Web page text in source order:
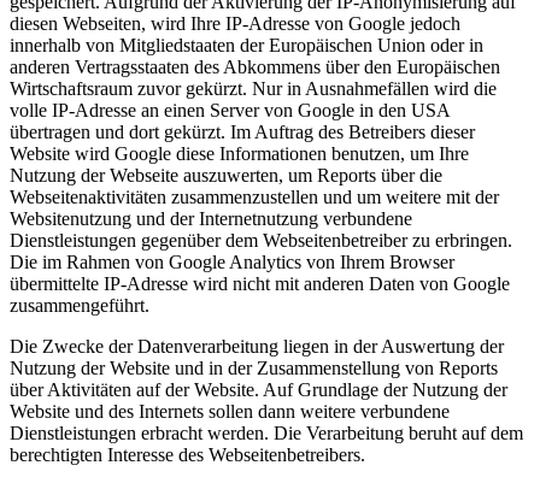
diesen Webseiten, wird Ihre IP-Adresse von Google jedoch
innerhalb von Mitgliedstaaten der Europäischen Union oder in
anderen Vertragsstaaten des Abkommens über den Europäischen
Wirtschaftsraum zuvor gekürzt. Nur in Ausnahmefällen wird die
volle IP-Adresse an einen Server von Google in den USA
übertragen und dort gekürzt. Im Auftrag des Betreibers dieser
Website wird Google diese Informationen benutzen, um Ihre
Nutzung der Webseite auszuwerten, um Reports über die
Webseitenaktivitäten zusammenzustellen und um weitere mit der
Websitenutzung und der Internetnutzung verbundene
Dienstleistungen gegenüber dem Webseitenbetreiber zu erbringen.
Die im Rahmen von Google Analytics von Ihrem Browser
übermittelte IP-Adresse wird nicht mit anderen Daten von Google
zusammengeführt.
Die Zwecke der Datenverarbeitung liegen in der Auswertung der
Nutzung der Website und in der Zusammenstellung von Reports
über Aktivitäten auf der Website. Auf Grundlage der Nutzung der
Website und des Internets sollen dann weitere verbundene
Dienstleistungen erbracht werden. Die Verarbeitung beruht auf dem
berechtigten Interesse des Webseitenbetreibers.